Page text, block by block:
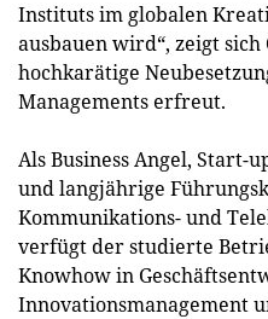
Instituts im globalen
ausbauen wird“, zeigt
hochkarätige
Managements erfreut.
Als Business Angel,
und langjährige
Kommunikations- und
verfügt der studierte
Knowhow in
Innovationsmanagement